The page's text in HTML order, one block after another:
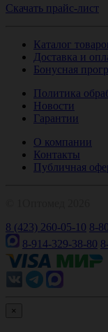
Скачать прайс-лист
Каталог
Доставка и
Бонусная
Политика
Новости
Гарантии
О компании
Контакты
Публичная
8 (423) 260-05-10 8-
8-914-329-38-80
×